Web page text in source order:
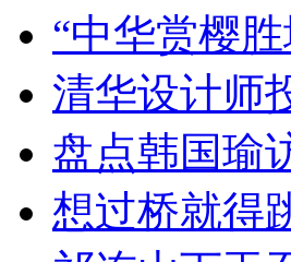
“中华赏樱
清华设计师
盘点韩国瑜
想过桥就得